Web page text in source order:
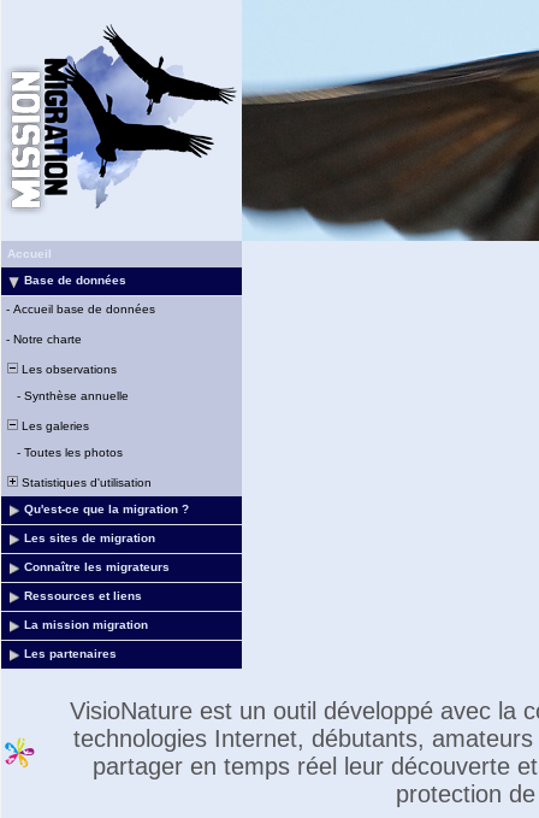
Accueil
Base de données
- Accueil base de données
- Notre charte
Les observations
- Synthèse annuelle
Les galeries
- Toutes les photos
Statistiques d'utilisation
Qu'est-ce que la migration ?
Les sites de migration
Connaître les migrateurs
Ressources et liens
La mission migration
Les partenaires
VisioNature est un outil développé avec la
technologies Internet, débutants,
partager en temps réel leur découverte
protection